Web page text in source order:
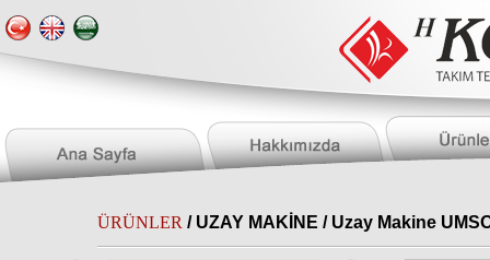
ÜRÜNLER / UZAY MAKİNE / Uzay Makine